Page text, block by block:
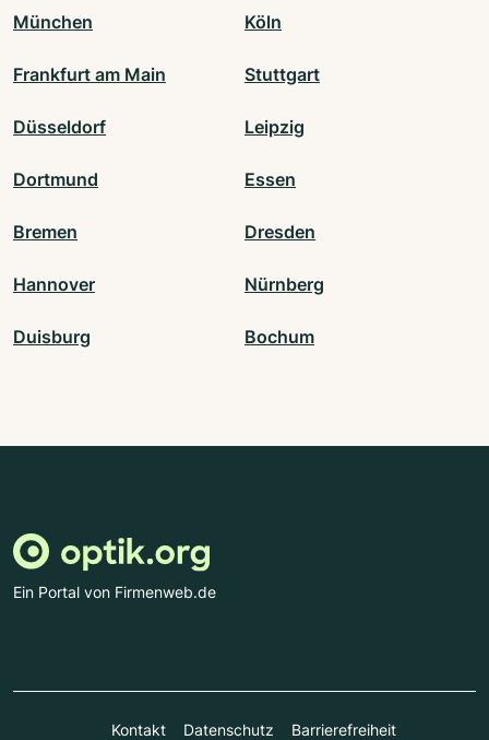
München Köln
Frankfurt am Main Stuttgart
Düsseldorf Leipzig
Dortmund Essen
Bremen Dresden
Hannover Nürnberg
Duisburg Bochum
Ein Portal von Firmenweb.de
Kontakt Datenschutz Barrierefreiheit